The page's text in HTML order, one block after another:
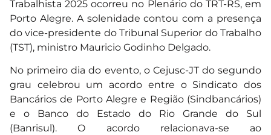
Trabalhista 2025 ocorreu no Plenário do TRT-RS, em
Porto Alegre. A solenidade contou com a presença
do vice-presidente do Tribunal Superior do Trabalho
(TST), ministro Mauricio Godinho Delgado.
No primeiro dia do evento, o Cejusc-JT do segundo
grau celebrou um acordo entre o Sindicato dos
Bancários de Porto Alegre e Região (Sindbancários)
e o Banco do Estado do Rio Grande do Sul
(Banrisul). O acordo relacionava-se ao